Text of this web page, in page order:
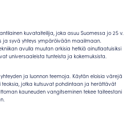
kuvataiteilija, joka asuu Suomessa jo 25 v.
syvä yhteys ympäröivään maailmaan.
avulla muutan arkisia hetkiä ainutlaatuisiksi
universaaleista tunteista ja kokemuksista.
yhteyden ja luonnon teemoja. Käytän eloisia värejä
jotka kutsuvat pohdintaan ja herättävät
kauneuden vangitseminen tekee taiteestani